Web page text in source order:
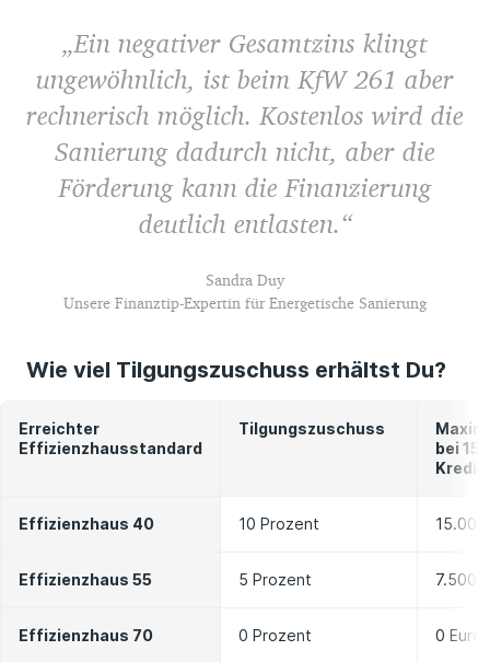
Ein negativer Gesamtzins klingt
ungewöhnlich, ist beim KfW 261 aber
rechnerisch möglich. Kostenlos wird die
Sanierung dadurch nicht, aber die
Förderung kann die Finanzierung
deutlich entlasten.
Sandra Duy
Unsere Finanztip-Expertin für Energetische Sanierung
Wie viel Tilgungszuschuss erhältst Du?
Erreichter
Effizienzhausstandard
Tilgungszuschuss
bei
Kredit
Effizienzhaus 40 10 Prozent 15.000
Effizienzhaus 55 5 Prozent 7.500
Effizienzhaus 70 0 Prozent 0 Euro